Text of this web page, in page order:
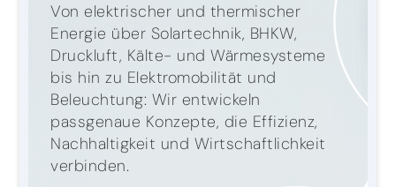
Von elektrischer und thermischer
Energie über Solartechnik, BHKW,
Druckluft, Kälte- und Wärmesysteme
bis hin zu Elektromobilität und
Beleuchtung: Wir entwickeln
passgenaue Konzepte, die Effizienz,
Nachhaltigkeit und Wirtschaftlichkeit
verbinden.